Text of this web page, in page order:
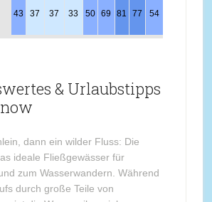
43 37 37 33 50 69 81 77 54
& Urlaubstipps
dann ein wilder Fluss: Die
ideale Fließgewässer für
zum Wasserwandern. Während
durch große Teile von